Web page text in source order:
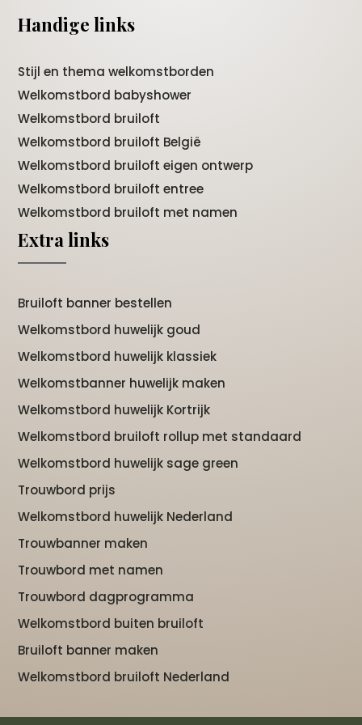
Handige links
Stijl en thema welkomstborden
Welkomstbord babyshower
Welkomstbord bruiloft
Welkomstbord bruiloft België
Welkomstbord bruiloft eigen ontwerp
Welkomstbord bruiloft entree
Welkomstbord bruiloft met namen
Extra links
Bruiloft banner bestellen
Welkomstbord huwelijk goud
Welkomstbord huwelijk klassiek
Welkomstbanner huwelijk maken
Welkomstbord huwelijk Kortrijk
Welkomstbord bruiloft rollup met standaard
Welkomstbord huwelijk sage green
Trouwbord prijs
Welkomstbord huwelijk Nederland
Trouwbanner maken
Trouwbord met namen
Trouwbord dagprogramma
Welkomstbord buiten bruiloft
Bruiloft banner maken
Welkomstbord bruiloft Nederland